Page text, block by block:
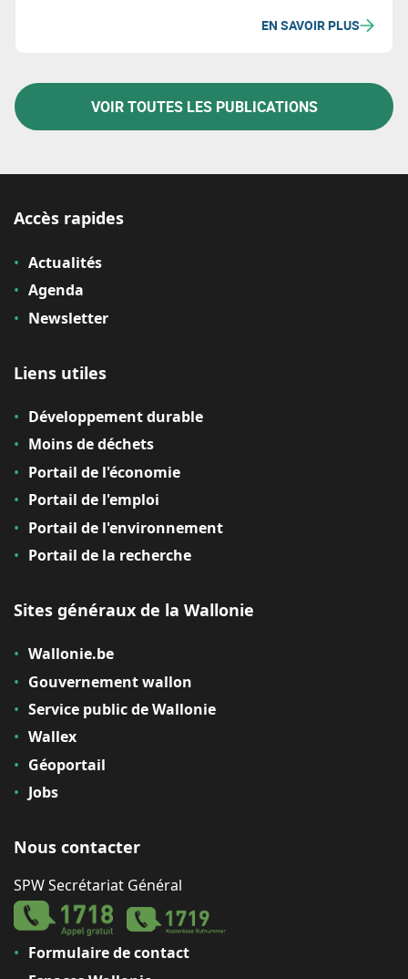
EN SAVOIR PLUS
VOIR TOUTES LES PUBLICATIONS
Accès rapides
Actualités
Agenda
Newsletter
Liens utiles
Développement durable
Moins de déchets
Portail de l'économie
Portail de l'emploi
Portail de l'environnement
Portail de la recherche
Sites généraux de la Wallonie
Wallonie.be
Gouvernement wallon
Service public de Wallonie
Wallex
Géoportail
Jobs
Nous contacter
SPW Secrétariat Général
Formulaire de contact